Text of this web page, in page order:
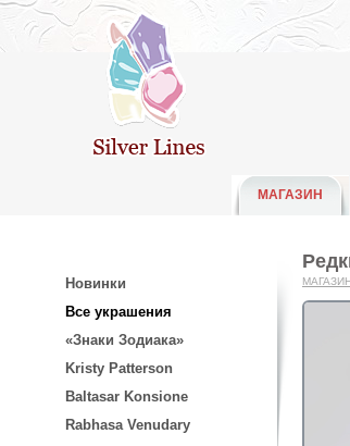
МАГАЗИН
Новинки
Все украшения
«Знаки Зодиака»
Kristy Patterson
Baltasar Konsione
Rabhasa Venudary